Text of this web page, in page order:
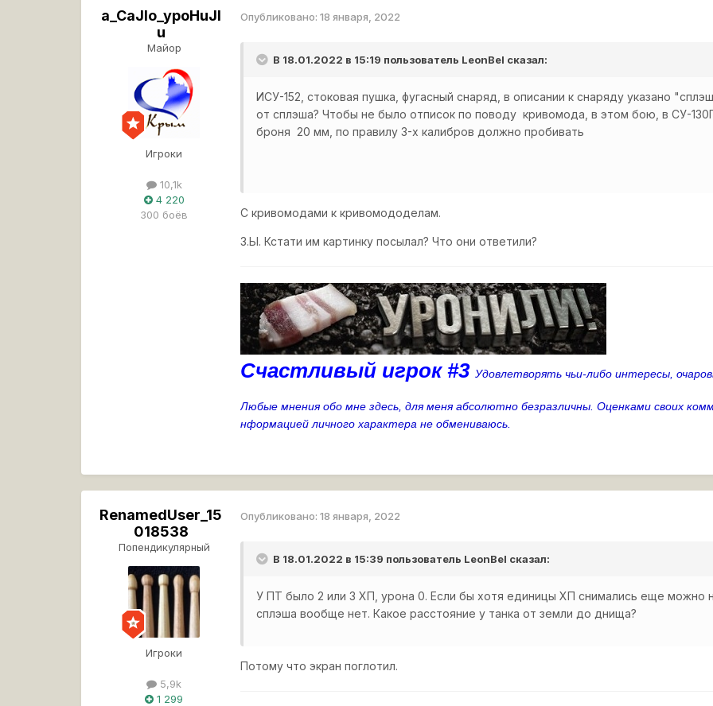
a_CaJIo_ypoHuJI
u
Майор
Игроки
10,1k
4 220
300 боёв
Опубликовано:18 января, 2022
В 18.01.2022 в 15:19 пользователь LeonBel сказал:
ИСУ-152, стоковая пушка, фугасный снаряд, в описании к снаряду указано
от сплэша? Чтобы не было отписок по поводу кривомода, в этом бою, в СУ-
броня 20 мм, по правилу 3-х калибров должно пробивать
С кривомодами к кривомододелам.
З.Ы. Кстати им картинку посылал? Что они ответили?
Счастливый игрок #3Удовлетворять чьи-либо интересы,
Любые мнения обо мне здесь, для меня абсолютно безразличны.Оценками своих
нформацией личного характера не обмениваюсь.
RenamedUser_15
018538
Попендикулярный
Игроки
5,9k
1 299
Опубликовано:18 января, 2022
В 18.01.2022 в 15:39 пользователь LeonBel сказал:
У ПТ было 2 или 3 ХП, урона 0. Если бы хотя единицы ХП снимались еще можно
сплэша вообще нет. Какое расстояние у танка от земли до днища?
Потому что экран поглотил.